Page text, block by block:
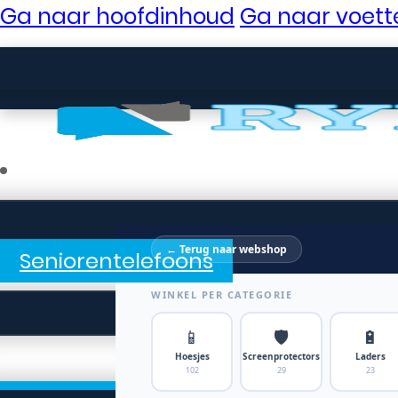
Ga naar hoofdinhoud Ga naar
Seniorentelefoons← Terug naar webshop
WINKEL PER CATEGORIE
📱
Hoesjes
102
🛡️
Screenprotectors
29
🔋
Laders
23